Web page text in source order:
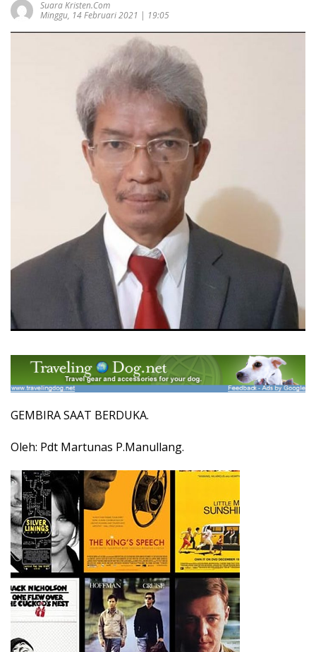
Suara Kristen.com
Minggu, 14 Februari 2021 | 19:05
GEMBIRA SAAT BERDUKA.
Oleh: Pdt Martunas P.Manullang.